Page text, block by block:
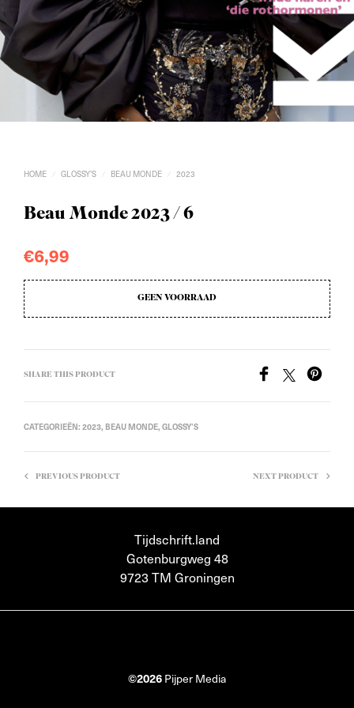
HOME / GLOSSY'S / BEAU MONDE / 2023
Beau Monde 2023 / 6
€6,99
GEEN VOORRAAD
SHARE THIS PRODUCT
CATEGORIEËN: 2023, BEAU MONDE, GLOSSY'S
PREVIOUS PRODUCT NEXT PRODUCT
Tijdschrift.land
Gotenburgweg 48
9723 TM Groningen
©2026 Pijper Media